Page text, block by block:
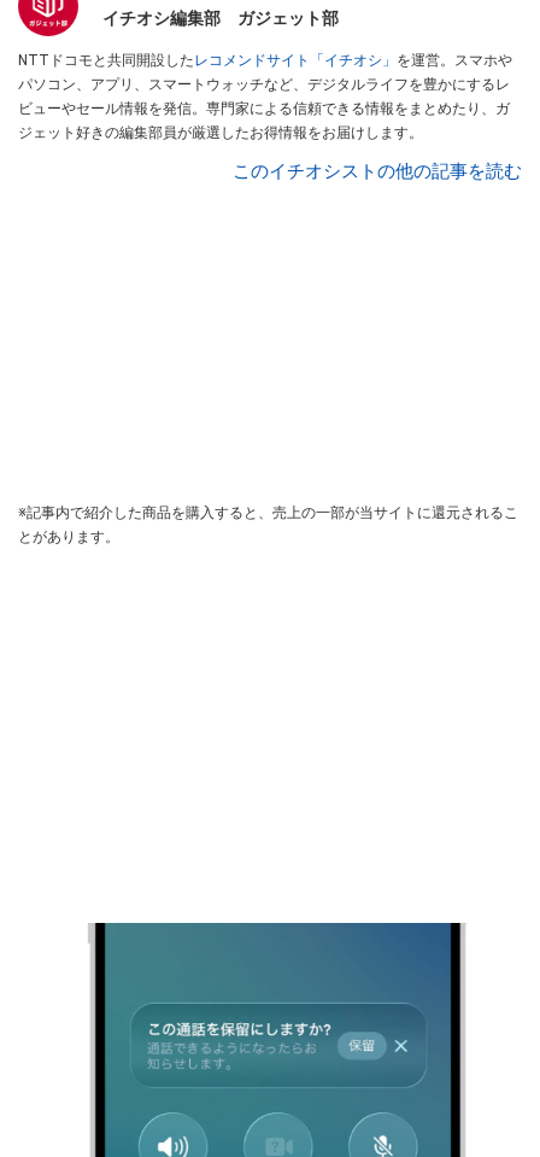
イチオシ編集部 ガジェット部
NTTドコモと共同開設したレコメンドサイト「イチオシ」 を運営。スマホや
パソコン、アプリ、スマートウォッチなど、デジタルライフを豊かにするレ
ビューやセール情報を発信。専門家による信頼できる情報をまとめたり、ガ
ジェット好きの編集部員が厳選したお得情報をお届けします。
このイチオシストの他の記事を読む
※記事内で紹介した商品を購入すると、売上の一部が当サイトに還元されるこ
とがあります。